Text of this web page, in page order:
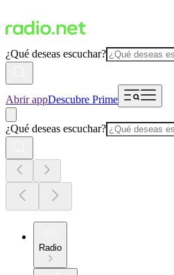
¿Qué deseas escuchar?
Abrir appDescubre Prime
¿Qué deseas escuchar?
Radio